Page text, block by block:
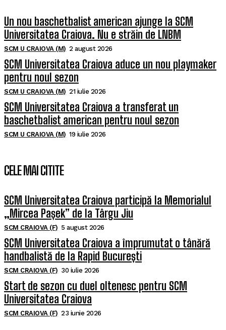
Un nou baschetbalist american ajunge la SCM
Universitatea Craiova. Nu e străin de LNBM
SCM U CRAIOVA (M) 2 august 2026
SCM Universitatea Craiova aduce un nou playmaker
pentru noul sezon
SCM U CRAIOVA (M) 21 iulie 2026
SCM Universitatea Craiova a transferat un
baschetbalist american pentru noul sezon
SCM U CRAIOVA (M) 19 iulie 2026
CELE MAI CITITE
SCM Universitatea Craiova participă la Memorialul
„Mircea Pașek” de la Târgu Jiu
SCM CRAIOVA (F) 5 august 2026
SCM Universitatea Craiova a împrumutat o tânără
handbalistă de la Rapid București
SCM CRAIOVA (F) 30 iulie 2026
Start de sezon cu duel oltenesc pentru SCM
Universitatea Craiova
SCM CRAIOVA (F) 23 iunie 2026